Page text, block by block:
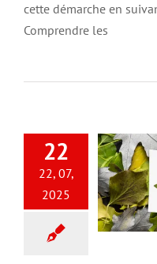
cette démarche en
Comprendre les
22
22, 07,
2025